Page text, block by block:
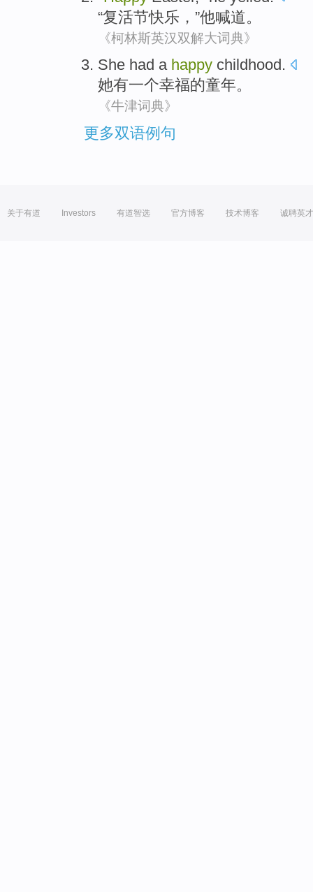
“复活节快乐 ，”他喊道。
《柯林斯英汉双解大词典》
She had a happy childhood .
她有一个幸福的童年。
《牛津词典》
更多双语例句
关于有道 Investors 有道智选 官方博客 技术博客 诚聘英才